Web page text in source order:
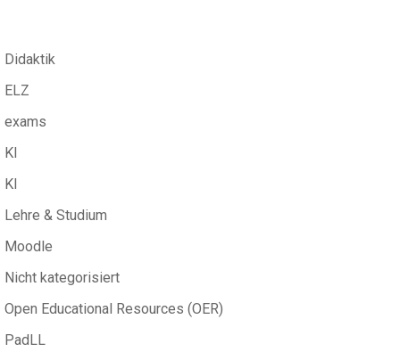
Didaktik
ELZ
exams
KI
KI
Lehre & Studium
Moodle
Nicht kategorisiert
Open Educational Resources (OER)
PadLL